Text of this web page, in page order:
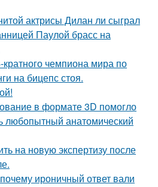
актрисы Дилан ли сыграл
Паулой брасс на
кратного чемпиона мира по
на бицепс стоя.
в формате 3D помогло
любопытный анатомический
на новую экспертизу после
ироничный ответ вали